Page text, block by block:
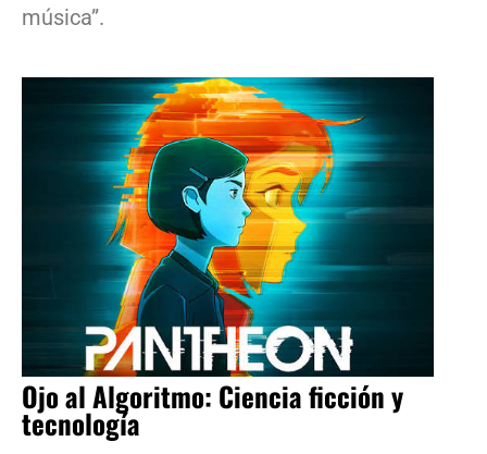
música”.
Ojo al Algoritmo: Ciencia ficción y
tecnología